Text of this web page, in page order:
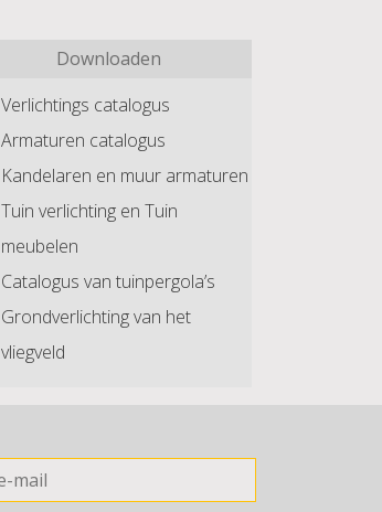
Downloaden
Verlichtings catalogus
Armaturen catalogus
Kandelaren en muur armaturen
Tuin verlichting en Tuin
meubelen
Catalogus van tuinpergola’s
Grondverlichting van het
vliegveld